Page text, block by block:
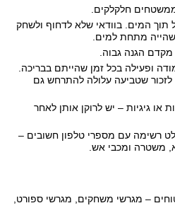
חלקלקים.
תוך המים. בוודאי שלא לדחוף ולשחק
מתחת למים.
הגנה גבוה.
השגחה צמודה ופעילה בכל זמן שהייתם בבריכה.
לזכור שטביעה עלולה להתרחש גם
או גיגיות – יש לרוקן אותן לאחר
רשימה עם מספרי טלפון חשובים –
משטרה ומכבי אש.
– מגרשי משחקים, מגרשי ספורט,